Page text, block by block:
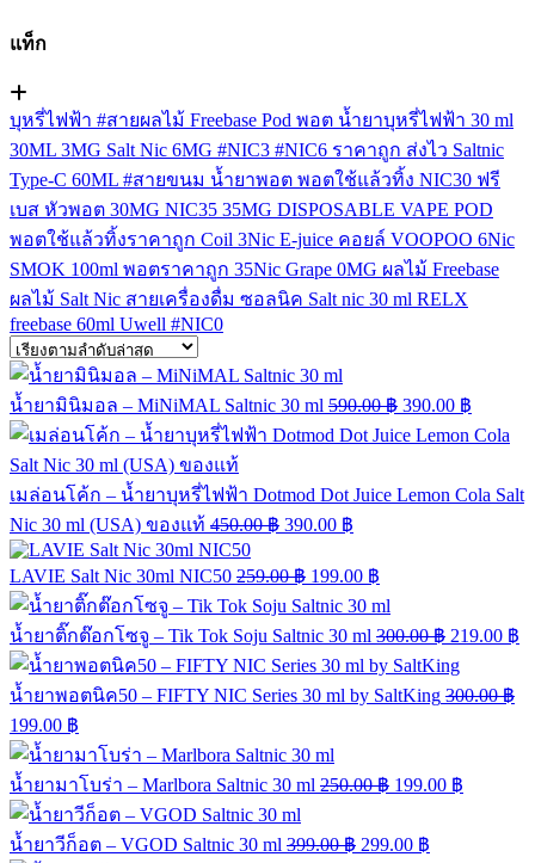
แท็ก
บุหรี่ไฟฟ้า #สายผลไม้ Freebase Pod พอต น้ำยาบุหรี่ไฟฟ้า 30 ml
30ML 3MG Salt Nic 6MG #NIC3 #NIC6 ราคาถูก ส่งไว Saltnic
Type-C 60ML #สายขนม น้ำยาพอต พอตใช้แล้วทิ้ง NIC30 ฟรี
เบส หัวพอต 30MG NIC35 35MG DISPOSABLE VAPE POD
พอตใช้แล้วทิ้งราคาถูก Coil 3Nic E-juice คอยล์ VOOPOO 6Nic
SMOK 100ml พอตราคาถูก 35Nic Grape 0MG ผลไม้ Freebase
ผลไม้ Salt Nic สายเครื่องดื่ม ซอลนิค Salt nic 30 ml RELX
freebase 60ml Uwell #NIC0
น้ำยามินิมอล – MiNiMAL Saltnic 30 ml 590.00฿ 390.00 ฿
เมล่อนโค้ก – น้ำยาบุหรี่ไฟฟ้า Dotmod Dot Juice Lemon Cola Salt
Nic 30 ml (USA) ของแท้ 450.00฿ 390.00 ฿
LAVIE Salt Nic 30ml NIC50 259.00฿ 199.00 ฿
น้ำยาติ๊กต๊อกโซจู – Tik Tok Soju Saltnic 30 ml 300.00฿ 219.00 ฿
น้ำยาพอตนิค50 – FIFTY NIC Series 30 ml by SaltKing 300.00฿
199.00 ฿
น้ำยามาโบร่า – Marlbora Saltnic 30 ml 250.00฿ 199.00 ฿
น้ำยาวีก็อต – VGOD Saltnic 30 ml 399.00฿ 299.00 ฿